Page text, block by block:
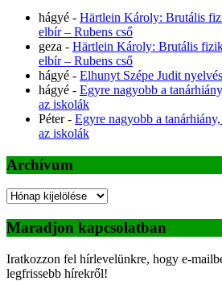
hágyé - Härtlein Károly: Brutális
elbír – Rubens cső
geza - Härtlein Károly: Brutális
elbír – Rubens cső
hágyé - Elhunyt Szépe Judit
hágyé - Egyre nagyobb a
az iskolák
Péter- Egyre nagyobb a
az iskolák
Archívum
Archívum
Maradjon kapcsolatban
Iratkozzon fel hírlevelünkre, hogy e-
legfrissebb hírekről!